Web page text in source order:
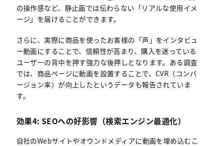
の操作感など、静止画では伝わらない「リアルな使用イメ
ージ」を届けることができます。
さらに、実際に商品を使ったお客様の「声」をインタビュ
ー動画にすることで、信頼性が高まり、購入を迷っている
ユーザーの背中を押す強力な後押しとなります。ある調査
では、商品ページに動画を設置することで、CVR（コンバ
ージョン率）が向上したというデータも報告されていま
す。
効果4: SEOへの好影響（検索エンジン最適化）
自社のWebサイトやオウンドメディアに動画を埋め込むこ